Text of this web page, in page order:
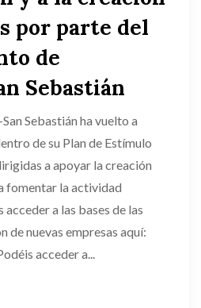
por parte del
de
Sebastián
Sebastián ha vuelto a
de su Plan de Estímulo
a apoyar la creación
fomentar la actividad
a las bases de las
de nuevas empresas aquí:
acceder a...